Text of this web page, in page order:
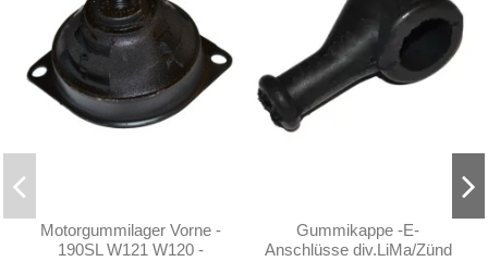
Motorgummilager Vorne -
190SL W121 W120 -
Gummikappe -E-
Anschlüsse div.LiMa/Zünd